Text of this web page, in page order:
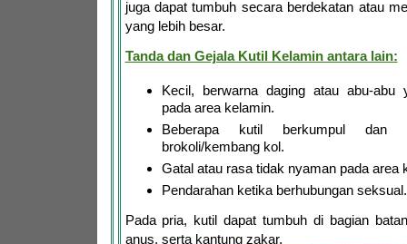
juga dapat tumbuh secara berdekatan atau
yang lebih besar.
Tanda dan Gejala Kutil Kelamin antara lain:
Kecil, berwarna daging atau abu-abu
pada area kelamin.
Beberapa kutil berkumpul dan
brokoli/kembang kol.
Gatal atau rasa tidak nyaman pada area
Pendarahan ketika berhubungan seksual.
Pada pria, kutil dapat tumbuh di bagian
anus, serta kantung zakar.